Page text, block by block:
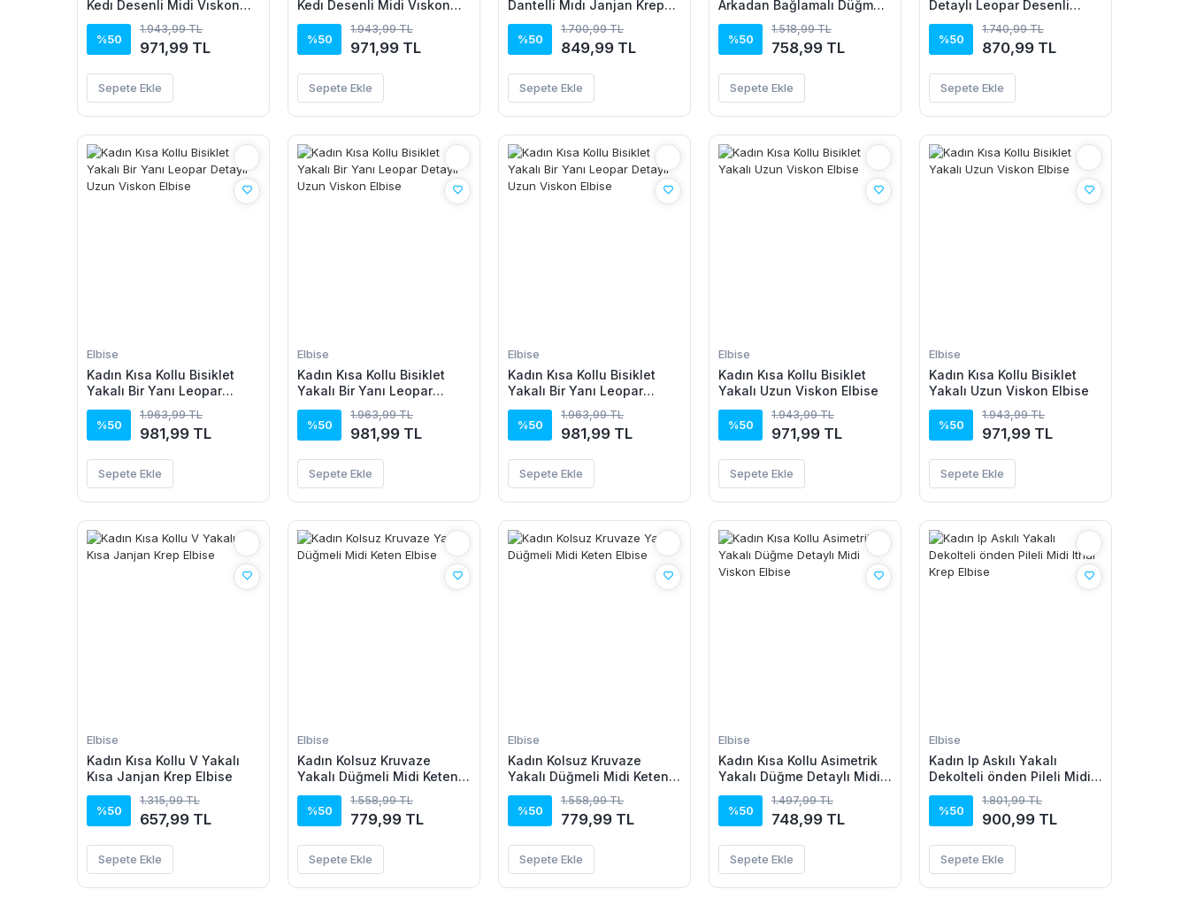
Kedı Desenli Midi Vıskon
Elbise
%50
1.943,99 TL
971,99 TL
Sepete Ekle
Kedı Desenli Midi Vıskon
Elbise
%50
1.943,99 TL
971,99 TL
Sepete Ekle
Dantelli Mıdı Janjan Krep
Elbise
%50
1.700,99 TL
849,99 TL
Sepete Ekle
Arkadan Bağlamalı Düğme
Detaylı Asimetrik Kesim
Detaylı Kısa Viskon Elbise
%50
1.518,99 TL
758,99 TL
Sepete Ekle
Detaylı Leopar Desenli
Süprem Atlet Ve şort Ikili
Takım
%50
1.740,99 TL
870,99 TL
Sepete Ekle
Elbise
Kadın Kısa Kollu Bisiklet
Yakalı Bir Yanı Leopar
Detaylı Uzun Viskon Elbise
%50
1.963,99 TL
981,99 TL
Sepete Ekle
Elbise
Kadın Kısa Kollu Bisiklet
Yakalı Bir Yanı Leopar
Detaylı Uzun Viskon Elbise
%50
1.963,99 TL
981,99 TL
Sepete Ekle
Elbise
Kadın Kısa Kollu Bisiklet
Yakalı Bir Yanı Leopar
Detaylı Uzun Viskon Elbise
%50
1.963,99 TL
981,99 TL
Sepete Ekle
Elbise
Kadın Kısa Kollu Bisiklet
Yakalı Uzun Viskon Elbise
%50
1.943,99 TL
971,99 TL
Sepete Ekle
Elbise
Kadın Kısa Kollu Bisiklet
Yakalı Uzun Viskon Elbise
%50
1.943,99 TL
971,99 TL
Sepete Ekle
Elbise
Kadın Kısa Kollu V Yakalı
Kısa Janjan Krep Elbise
%50
1.315,99 TL
657,99 TL
Sepete Ekle
Elbise
Kadın Kolsuz Kruvaze
Yakalı Düğmeli Midi Keten
Elbise
%50
1.558,99 TL
779,99 TL
Sepete Ekle
Elbise
Kadın Kolsuz Kruvaze
Yakalı Düğmeli Midi Keten
Elbise
%50
1.558,99 TL
779,99 TL
Sepete Ekle
Elbise
Kadın Kısa Kollu Asimetrik
Yakalı Düğme Detaylı Midi
Viskon Elbise
%50
1.497,99 TL
748,99 TL
Sepete Ekle
Elbise
Kadın Ip Askılı Yakalı
Dekolteli önden Pileli Midi
Ithal Krep Elbise
%50
1.801,99 TL
900,99 TL
Sepete Ekle